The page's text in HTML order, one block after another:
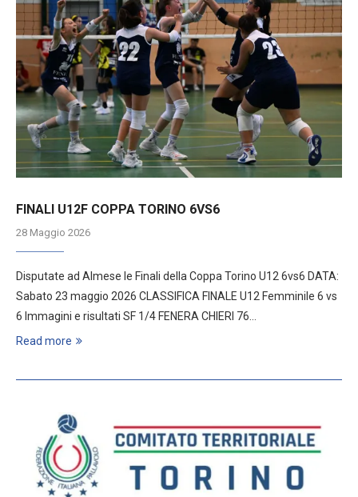
FINALI U12F COPPA TORINO 6VS6
28 Maggio 2026
Disputate ad Almese le Finali della Coppa Torino U12 6vs6 DATA:
Sabato 23 maggio 2026 CLASSIFICA FINALE U12 Femminile 6 vs
6 Immagini e risultati SF 1/4 FENERA CHIERI 76…
Read more